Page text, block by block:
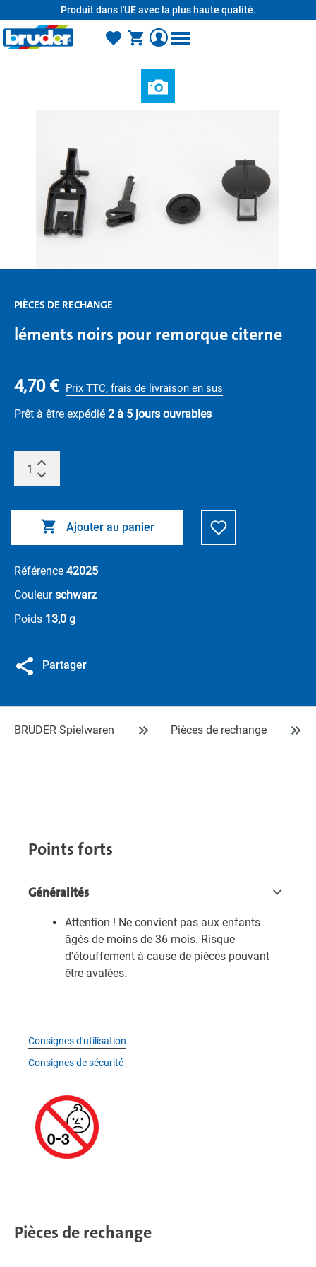
Produit dans l'UE avec la plus haute qualité.
PIÈCES DE RECHANGE
léments noirs pour remorque citerne
4,70 € Prix TTC, frais de livraison en sus
Prêt à être expédié 2 à 5 jours ouvrables
Ajouter au panier
Référence 42025
Couleurschwarz
Poids 13,0 g
Partager
BRUDER Spielwaren Pièces de rechange
Points forts
Généralités
Attention ! Ne convient pas aux enfants
âgés de moins de 36 mois. Risque
d'étouffement à cause de pièces pouvant
être avalées.
Consignes d'utilisation
Consignes de sécurité
Pièces de rechange